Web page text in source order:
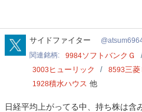
atsum69641111
サイドファイター
関連銘柄
9984ソフトバンクＧ
3003 ヒューリック 8593三菱
1928積水ハウス 他
日経平均上がってる中、持ち株は